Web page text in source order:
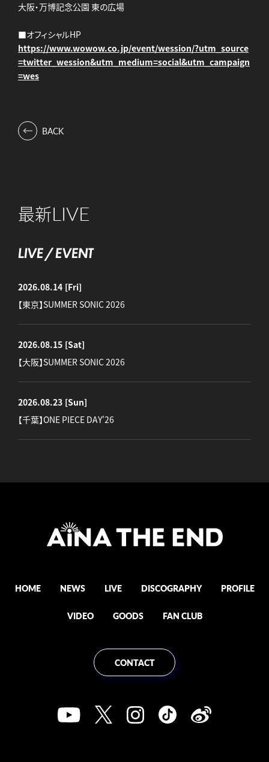
大阪・万博記念公園 東の広場
■オフィシャルHP
https://www.wowow.co.jp/event/wession/?utm_source
=twitter_wession&utm_medium=social&utm_campaign
=wes
BACK
最新LIVE
LIVE / EVENT
2026.08.14 [Fri]
【東京】SUMMER SONIC 2026
2026.08.15 [Sat]
【大阪】SUMMER SONIC 2026
2026.08.23 [Sun]
【千葉】ONE PIECE DAY'26
HOME NEWS LIVE DISCOGRAPHY PROFILE
VIDEO GOODS FAN CLUB
CONTACT